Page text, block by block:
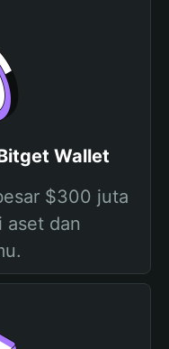
Wallet
$300 juta
aset dan